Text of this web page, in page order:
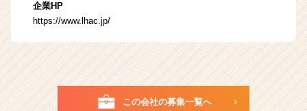
企業HP
https://www.lhac.jp/
この会社の募集一覧へ